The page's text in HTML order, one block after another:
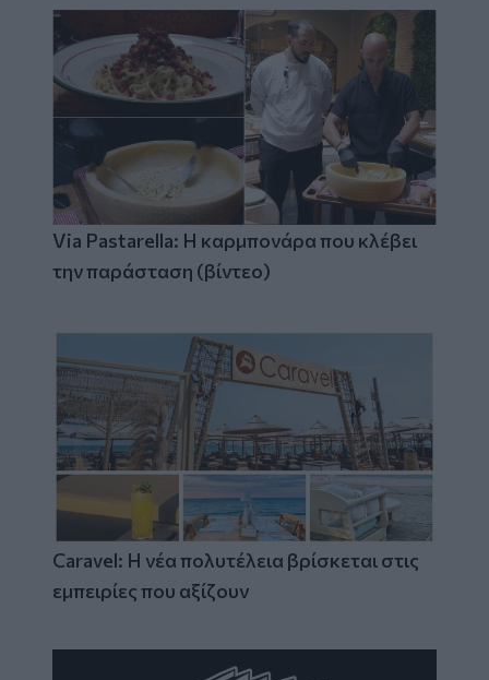
Via Pastarella: Η καρμπονάρα που κλέβει
την παράσταση (βίντεο)
Caravel: Η νέα πολυτέλεια βρίσκεται στις
εμπειρίες που αξίζουν